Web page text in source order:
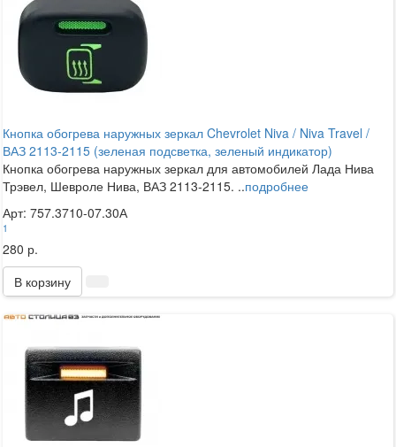
Кнопка обогрева наружных зеркал Chevrolet Niva / Niva Travel /
ВАЗ 2113-2115 (зеленая подсветка, зеленый индикатор)
Кнопка обогрева наружных зеркал для автомобилей Лада Нива
Трэвел, Шевроле Нива, ВАЗ 2113-2115. ..подробнее
Арт: 757.3710-07.30А
1
280 р.
В корзину